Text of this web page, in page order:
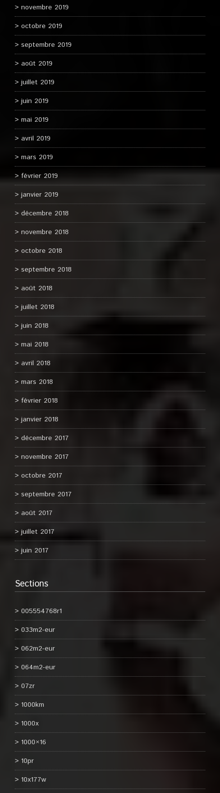
novembre 2019
octobre 2019
septembre 2019
août 2019
juillet 2019
juin 2019
mai 2019
avril 2019
mars 2019
février 2019
janvier 2019
décembre 2018
novembre 2018
octobre 2018
septembre 2018
août 2018
juillet 2018
juin 2018
mai 2018
avril 2018
mars 2018
février 2018
janvier 2018
décembre 2017
novembre 2017
octobre 2017
septembre 2017
août 2017
juillet 2017
juin 2017
Sections
005554768r1
033m2-eur
062m2-eur
064m2-eur
07zr
1000km
1000x
1000×16
10pr
10x177w